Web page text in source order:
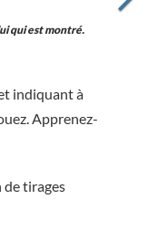
qui est montré.
indiquant à
Apprenez-
tirages